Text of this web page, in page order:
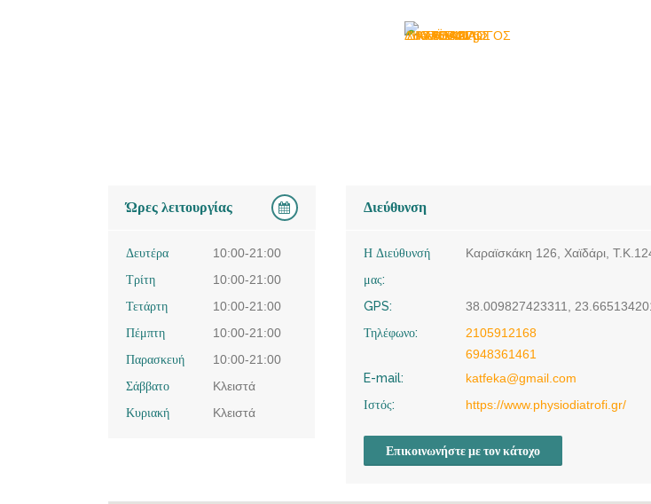
Ώρες λειτουργίας
Δευτέρα
10:00-21:00
Τρίτη
10:00-21:00
Τετάρτη
10:00-21:00
Πέμπτη
10:00-21:00
Παρασκευή
10:00-21:00
Σάββατο
Κλειστά
Κυριακή
Κλειστά
Διεύθυνση
Η Διεύθυνσή
μας:
Καραϊσκάκη 126, Χαϊδάρι,
GPS:
38.009827423311,
Τηλέφωνο:
2105912168
6948361461
E-mail:
katfeka@gmail.com
Ιστός:
https://www.physiodiatrofi.gr/
Επικοινωνήστε με τον κάτοχο